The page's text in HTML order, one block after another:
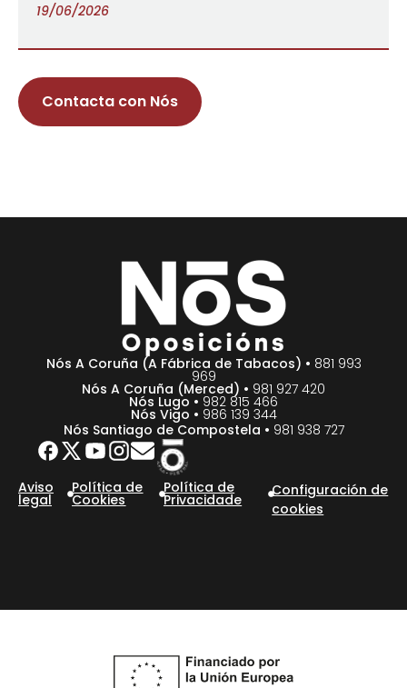
19/06/2026
Contacta con Nós
Nós A Coruña (A Fábrica de Tabacos) • 881 993
969
Nós A Coruña (Merced) • 981 927 420
Nós Lugo • 982 815 466
Nós Vigo • 986 139 344
Nós Santiago de Compostela • 981 938 727
Aviso
legal
Política de
Cookies
Política de
Privacidade
Configuración de
cookies